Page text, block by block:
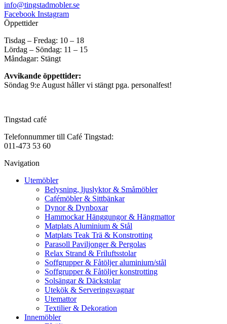
info@tingstadmobler.se
Facebook Instagram
Öppettider
Tisdag – Fredag: 10 – 18
Lördag – Söndag: 11 – 15
Måndagar: Stängt
Avvikande öppettider:
Söndag 9:e August håller vi stängt pga. personalfest!
Tingstad café
Telefonnummer till Café Tingstad:
011-473 53 60
Navigation
Utemöbler
Belysning, ljuslyktor & Småmöbler
Cafémöbler & Sittbänkar
Dynor & Dynboxar
Hammockar Hänggungor & Hängmattor
Matplats Aluminium & Stål
Matplats Teak Trä & Konstrotting
Parasoll Paviljonger & Pergolas
Relax Strand & Friluftsstolar
Soffgrupper & Fåtöljer aluminium/stål
Soffgrupper & Fåtöljer konstrotting
Solsängar & Däckstolar
Utekök & Serveringsvagnar
Utemattor
Textilier & Dekoration
Innemöbler